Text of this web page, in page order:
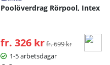
Poolöverdrag Rörpool, Intex
fr. 326 kr Ordinarie pris:
fr. 699 kr
1-5 arbetsdagar